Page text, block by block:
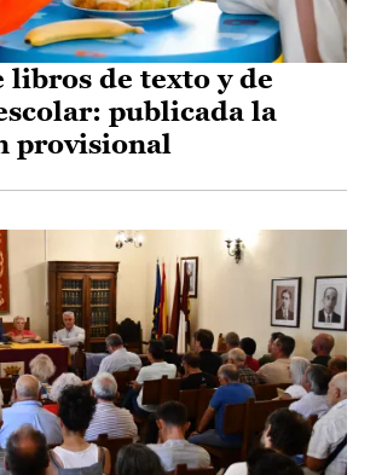
libros de texto y de
publicada la
provisional